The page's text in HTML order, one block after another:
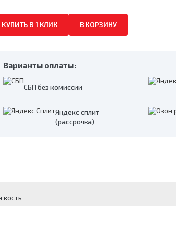
КУПИТЬ В 1 КЛИК В КОРЗИНУ
Варианты оплаты:
СБП без комиссии
Яндекс сплит
(рассрочка)
кость